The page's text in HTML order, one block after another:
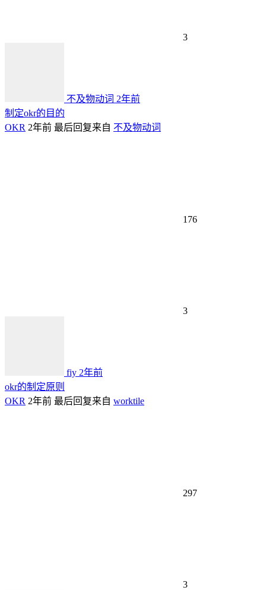
3
不及物动词 2年前
制定okr的目的
OKR 2年前 最后回复来自 不及物动词
176
3
fiy 2年前
okr的制定原则
OKR 2年前 最后回复来自 worktile
297
3